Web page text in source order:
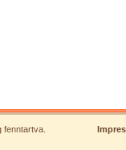
fenntartva.